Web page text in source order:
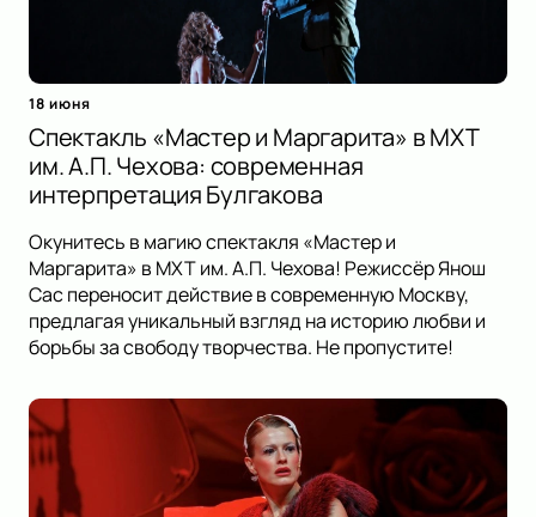
18 июня
Спектакль «Мастер и Маргарита» в МХТ
им. А.П. Чехова: современная
интерпретация Булгакова
Окунитесь в магию спектакля «Мастер и
Маргарита» в МХТ им. А.П. Чехова! Режиссёр Янош
Сас переносит действие в современную Москву,
предлагая уникальный взгляд на историю любви и
борьбы за свободу творчества. Не пропустите!